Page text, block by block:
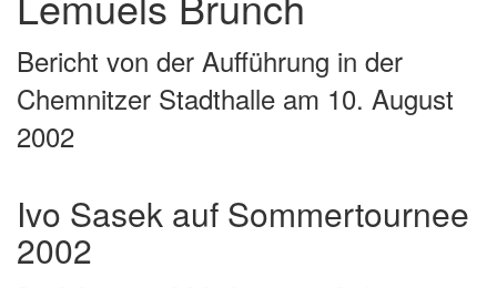
Bericht von der Aufführung in der
Chemnitzer Stadthalle am 10. August
2002
Ivo Sasek auf Sommertournee
2002